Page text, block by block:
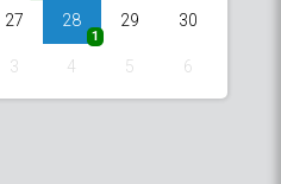
27 28
1
29 30
3 4 5 6